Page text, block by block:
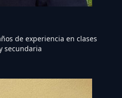
de experiencia en clases
secundaria